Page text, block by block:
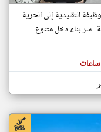
من فلسطين
على مدار الساعة
العاجلة والمباشرة
التقليدية إلى الحرية
سر بناء دخل متنوع